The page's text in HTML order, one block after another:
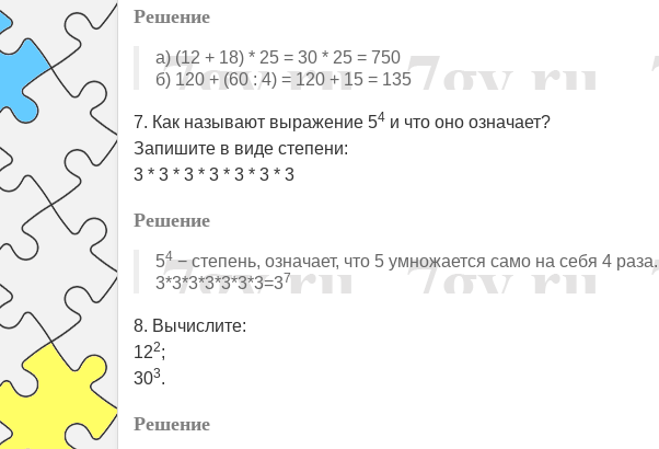
Решение
а) (12 + 18) * 25 = 30 * 25 = 750
б) 120 + (60 : 4) = 120 + 15 = 135
7. Как называют выражение 54 и что оно означает?
Запишите в виде степени:
3 * 3 * 3 * 3 * 3 * 3 * 3
Решение
54− степень, означает, что 5 умножается само на себя 4 раза.
3*3*3*3*3*3*3=37
8. Вычислите:
122;
303.
Решение